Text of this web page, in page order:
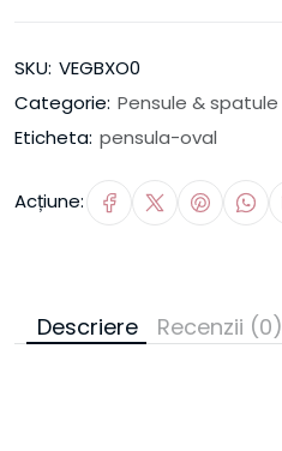
SKU: VEGBXO0
Categorie: Pensule & spatule
Eticheta: pensula-oval
Acțiune:
Descriere Recenzii (0)